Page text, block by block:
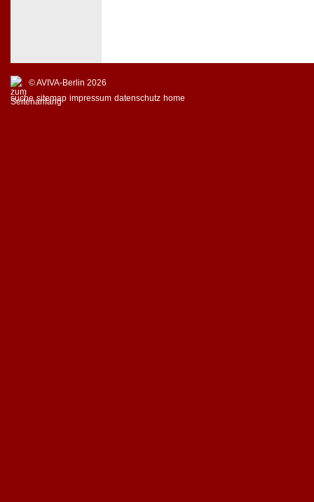
© AVIVA-Berlin 2026
suche sitemap impressum datenschutz home